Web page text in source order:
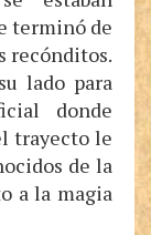
terminó de
recónditos.
lado para
donde
trayecto le
de la
a la magia